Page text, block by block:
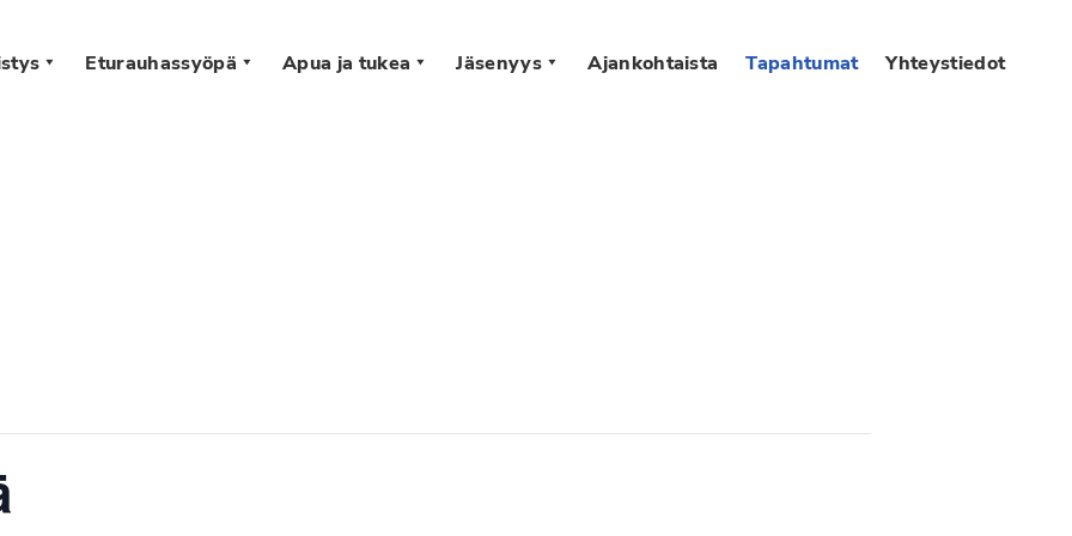
Eturauhassyöpä Apua ja tukea Jäsenyys Ajankohtaista Tapahtumat Yhteystiedot